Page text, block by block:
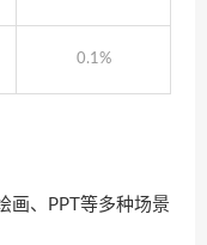
0.1%
画、PPT等多种场景